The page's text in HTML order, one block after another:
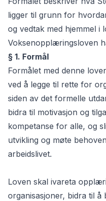
ligger til grunn for
og vedtak med hjemmel i
Voksenopplæringsloven
§ 1. Formål
Formålet med denne
ved å legge til rette for
siden av det formelle
bidra til motivasjon og
kompetanse for alle, og
utvikling og møte
arbeidslivet.
Loven skal ivareta
organisasjoner, bidra til å